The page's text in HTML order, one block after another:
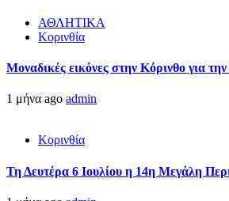
ΑΘΛΗΤΙΚΑ
Κορινθία
Μοναδικές εικόνες στην Κόρινθο για
1 μήνα ago admin
Κορινθία
Τη Δευτέρα 6 Ιουλίου η 14η Μεγάλη